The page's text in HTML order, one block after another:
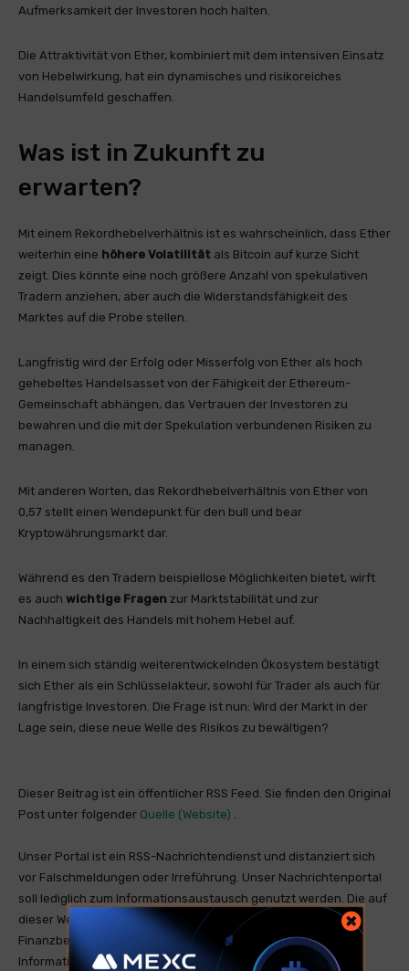
Aufmerksamkeit der Investoren hoch halten.
Die Attraktivität von Ether, kombiniert mit dem intensiven Einsatz
von Hebelwirkung, hat ein dynamisches und risikoreiches
Handelsumfeld geschaffen.
Was ist in Zukunft zu
erwarten?
Mit einem Rekordhebelverhältnis ist es wahrscheinlich, dass Ether
weiterhin eine höhere Volatilität als Bitcoin auf kurze Sicht
zeigt. Dies könnte eine noch größere Anzahl von spekulativen
Tradern anziehen, aber auch die Widerstandsfähigkeit des
Marktes auf die Probe stellen.
Langfristig wird der Erfolg oder Misserfolg von Ether als hoch
gehebeltes Handelsasset von der Fähigkeit der Ethereum-
Gemeinschaft abhängen, das Vertrauen der Investoren zu
bewahren und die mit der Spekulation verbundenen Risiken zu
managen.
Mit anderen Worten, das Rekordhebelverhältnis von Ether von
0,57 stellt einen Wendepunkt für den bull und bear
Kryptowährungsmarkt dar.
Während es den Tradern beispiellose Möglichkeiten bietet, wirft
es auch wichtige Fragen zur Marktstabilität und zur
Nachhaltigkeit des Handels mit hohem Hebel auf.
In einem sich ständig weiterentwickelnden Ökosystem bestätigt
sich Ether als ein Schlüsselakteur, sowohl für Trader als auch für
langfristige Investoren. Die Frage ist nun: Wird der Markt in der
Lage sein, diese neue Welle des Risikos zu bewältigen?
Dieser Beitrag ist ein öffentlicher RSS Feed. Sie finden den Original
Post unter folgender Quelle (Website) .
Unser Portal ist ein RSS-Nachrichtendienst und distanziert sich
vor Falschmeldungen oder Irreführung. Unser Nachrichtenportal
soll lediglich zum Informationsaustausch genutzt werden. Die auf
dieser Website bereitgestellten Informationen stellen keine
Finanzberatung dar und sind nicht als solche gedacht. Die
Informationen sind allgemeiner Natur und dienen nur zu